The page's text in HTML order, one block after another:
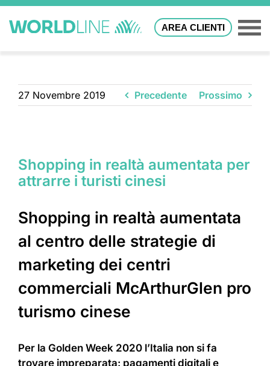
AREA CLIENTI
27 Novembre 2019 Precedente Prossimo
Shopping in realtà aumentata per
attrarre i turisti cinesi
Shopping in realtà aumentata
al centro delle strategie di
marketing dei centri
commerciali McArthurGlen pro
turismo cinese
Per la Golden Week 2020 l’Italia non si fa
trovare impreparata: pagamenti digitali e